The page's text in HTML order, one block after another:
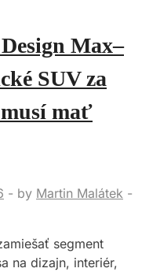
Max–
SUV za
mať
- by Martin Malátek -
segment
na dizajn, interiér,